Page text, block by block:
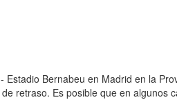
Bernabeu en Madrid en la
retraso. Es posible que en algunos